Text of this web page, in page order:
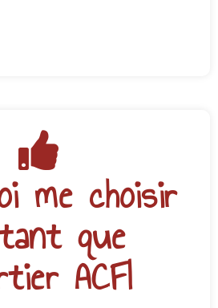
me choisir
que
ACFI